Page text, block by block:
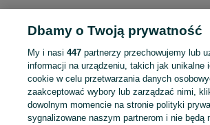
Mapa miejscowości
Mapa ministron
Popularne wyszukiwania
Dbamy o Twoją prywatność
My i nasi447 partnerzy przechowujemy lub
informacji na urządzeniu, takich jak unikalne
cookie w celu przetwarzania danych
zaakceptować wybory lub zarządzać nimi,
dowolnym momencie na stronie polityki
sygnalizowane naszym partnerom i nie będą